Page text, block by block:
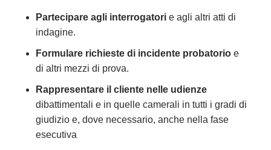
Partecipare agli interrogatori e agli altri atti di
indagine.
Formulare richieste di incidente probatorio e
di altri mezzi di prova.
Rappresentare il cliente nelle udienze
dibattimentali e in quelle camerali in tutti i gradi di
giudizio e, dove necessario, anche nella fase
esecutiva